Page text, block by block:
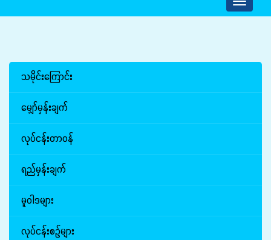
Toggle
သမိုင်းကြောင်း
မျှော်မှန်းချက်
လုပ်ငန်းတာဝန်
ရည်မှန်းချက်
မူဝါဒများ
လုပ်ငန်းစဉ်များ